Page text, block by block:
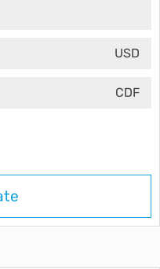
USD
CDF